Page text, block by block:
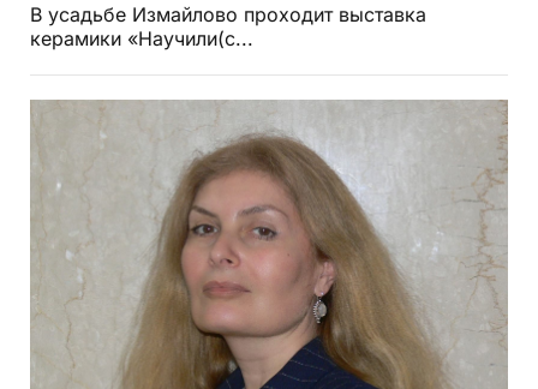
В усадьбе Измайлово проходит выставка
керамики «Научили(с...